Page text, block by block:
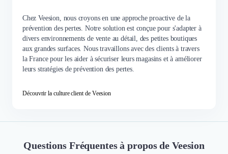
Chez Veesion, nous croyons en une approche proactive de la
prévention des pertes. Notre solution est conçue pour s'adapter à
divers environnements de vente au détail, des petites boutiques
aux grandes surfaces. Nous travaillons avec des clients à travers
la France pour les aider à sécuriser leurs magasins et à améliorer
leurs stratégies de prévention des pertes.
Découvrir la culture client de Veesion
Questions Fréquentes à propos de Veesion